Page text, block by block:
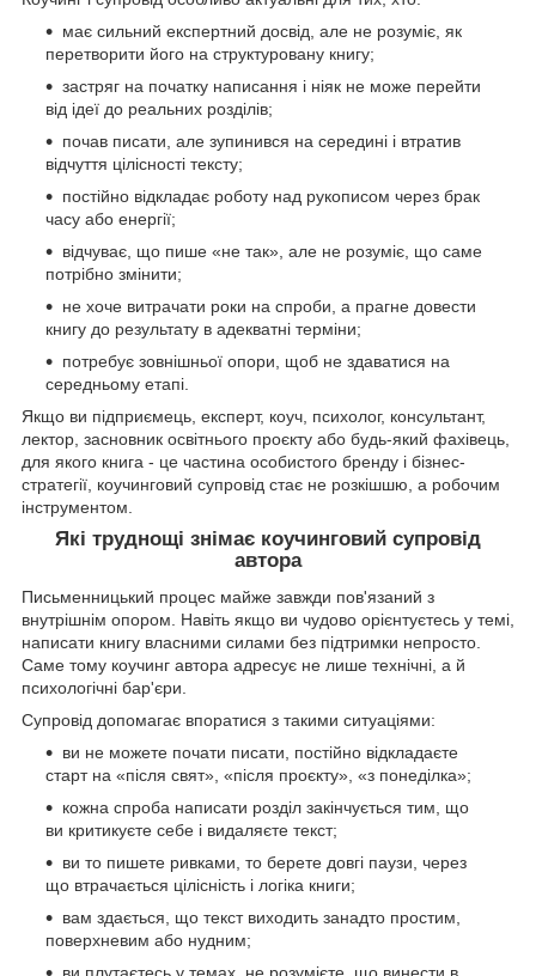
має сильний експертний досвід, але не розуміє, як
перетворити його на структуровану книгу;
застряг на початку написання і ніяк не може перейти
від ідеї до реальних розділів;
почав писати, але зупинився на середині і втратив
відчуття цілісності тексту;
постійно відкладає роботу над рукописом через брак
часу або енергії;
відчуває, що пише «не так», але не розуміє, що саме
потрібно змінити;
не хоче витрачати роки на спроби, а прагне довести
книгу до результату в адекватні терміни;
потребує зовнішньої опори, щоб не здаватися на
середньому етапі.
Якщо ви підприємець, експерт, коуч, психолог, консультант,
лектор, засновник освітнього проєкту або будь-який фахівець,
для якого книга - це частина особистого бренду і бізнес-
стратегії, коучинговий супровід стає не розкішшю, а робочим
інструментом.
Які труднощі знімає коучинговий супровід
автора
Письменницький процес майже завжди пов'язаний з
внутрішнім опором. Навіть якщо ви чудово орієнтуєтесь у темі,
написати книгу власними силами без підтримки непросто.
Саме тому коучинг автора адресує не лише технічні, а й
психологічні бар'єри.
Супровід допомагає впоратися з такими ситуаціями:
ви не можете почати писати, постійно відкладаєте
старт на «після свят», «після проєкту», «з понеділка»;
кожна спроба написати розділ закінчується тим, що
ви критикуєте себе і видаляєте текст;
ви то пишете ривками, то берете довгі паузи, через
що втрачається цілісність і логіка книги;
вам здається, що текст виходить занадто простим,
поверхневим або нудним;
ви плутаєтесь у темах, не розумієте, що винести в